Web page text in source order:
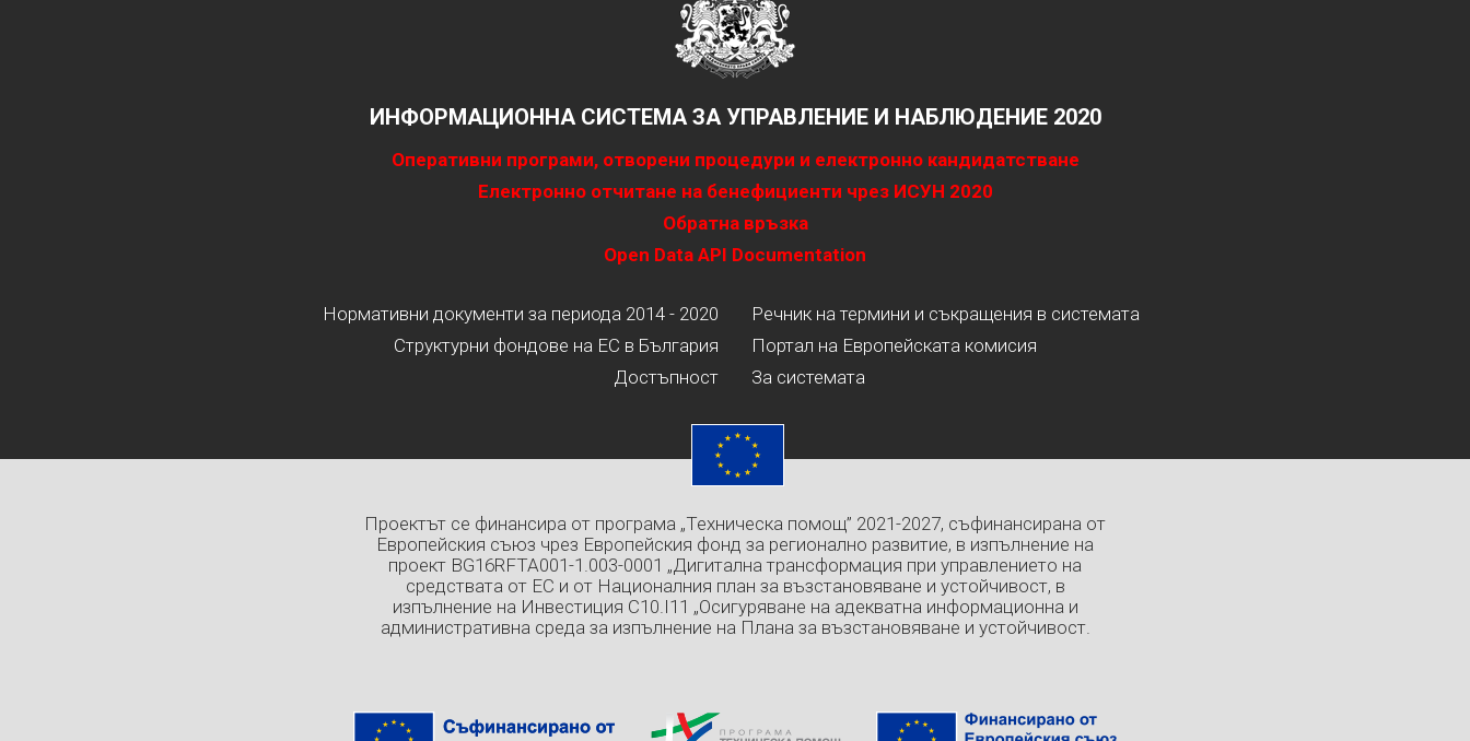
ИНФОРМАЦИОННА СИСТЕМА ЗА УПРАВЛЕНИЕ И НАБЛЮДЕНИЕ 2020
Оперативни програми, отворени процедури и електронно кандидатстване
Електронно отчитане на бенефициенти чрез ИСУН 2020
Обратна връзка
Open Data API Documentation
Нормативни документи за периода 2014 - 2020
Структурни фондове на ЕС в България
Достъпност
Речник на термини и съкращения в системата
Портал на Европейската комисия
За системата
Проектът се финансира от програма „Техническа помощ” 2021-2027, съфинансирана от
Европейския съюз чрез Европейския фонд за регионално развитие, в изпълнение на
проект BG16RFTA001-1.003-0001 „Дигитална трансформация при управлението на
средствата от ЕС и от Националния план за възстановяване и устойчивост, в
изпълнение на Инвестиция C10.I11 „Осигуряване на адекватна информационна и
административна среда за изпълнение на Плана за възстановяване и устойчивост.